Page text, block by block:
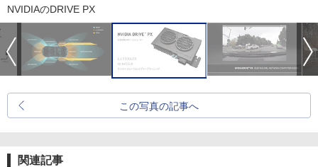
NVIDIAのDRIVE PX
この写真の記事へ
関連記事